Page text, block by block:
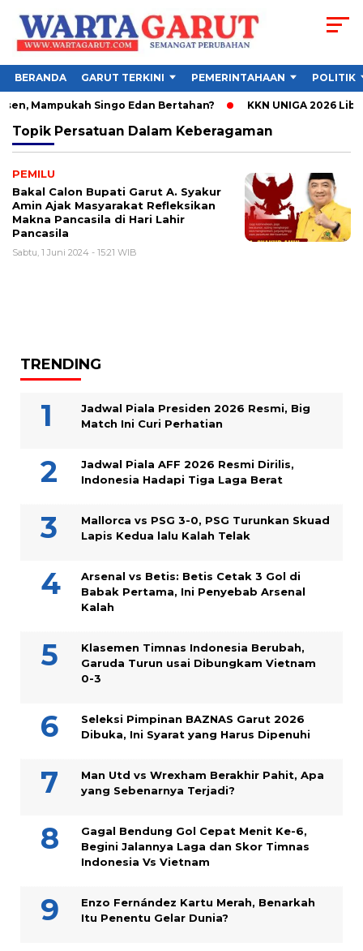
BERANDA GARUT TERKINI PEMERINTAHAAN POLITIK
Mampukah Singo Edan Bertahan? KKN UNIGA 2026
Topik Persatuan Dalam Keberagaman
PEMILU
Bakal Calon Bupati Garut A. Syakur
Amin Ajak Masyarakat Refleksikan
Makna Pancasila di Hari Lahir
Pancasila
Sabtu, 1 Juni 2024 - 15:21 WIB
TRENDING
Jadwal Piala Presiden 2026 Resmi, Big
Match Ini Curi Perhatian
Jadwal Piala AFF 2026 Resmi Dirilis,
Indonesia Hadapi Tiga Laga Berat
Mallorca vs PSG 3-0, PSG Turunkan Skuad
Lapis Kedua lalu Kalah Telak
Arsenal vs Betis: Betis Cetak 3 Gol di
Babak Pertama, Ini Penyebab Arsenal
Kalah
Klasemen Timnas Indonesia Berubah,
Garuda Turun usai Dibungkam Vietnam
0-3
Seleksi Pimpinan BAZNAS Garut 2026
Dibuka, Ini Syarat yang Harus Dipenuhi
Man Utd vs Wrexham Berakhir Pahit, Apa
yang Sebenarnya Terjadi?
Gagal Bendung Gol Cepat Menit Ke-6,
Begini Jalannya Laga dan Skor Timnas
Indonesia Vs Vietnam
Enzo Fernández Kartu Merah, Benarkah
Itu Penentu Gelar Dunia?